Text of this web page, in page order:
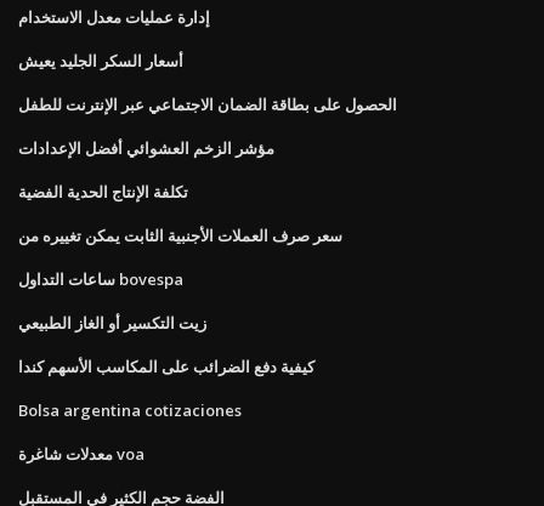
إدارة عمليات معدل الاستخدام
أسعار السكر الجليد يعيش
الحصول على بطاقة الضمان الاجتماعي عبر الإنترنت للطفل
مؤشر الزخم العشوائي أفضل الإعدادات
تكلفة الإنتاج الحدية الفضية
سعر صرف العملات الأجنبية الثابت يمكن تغييره من
ساعات التداول bovespa
زيت التكسير أو الغاز الطبيعي
كيفية دفع الضرائب على المكاسب الأسهم كندا
Bolsa argentina cotizaciones
معدلات شاغرة voa
الفضة حجم الكثير في المستقبل